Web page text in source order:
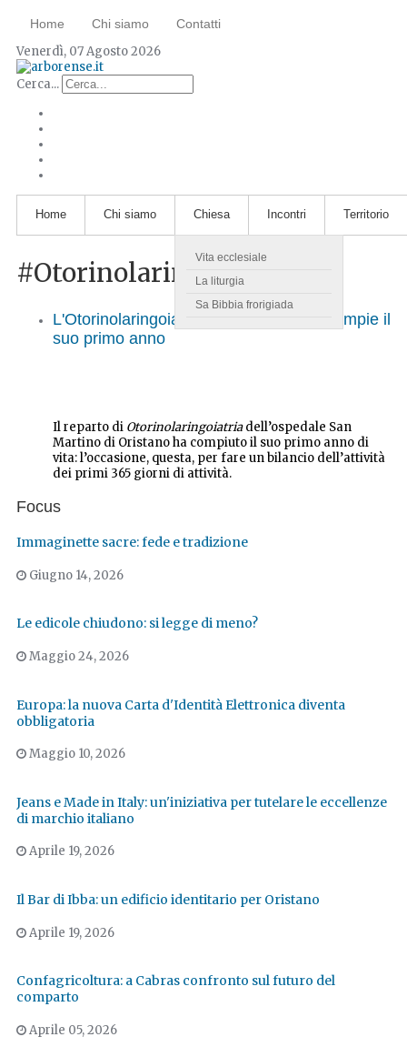
Home Chi siamo Contatti
Venerdì, 07 Agosto 2026
Cerca...
Home Chi siamo Chiesa
Vita ecclesiale
La liturgia
Sa Bibbia frorigiada
Incontri Territorio
#Otorinolaringoiatria
L'Otorinolaringoiatria del San Martino compie il
suo primo anno
Il reparto di Otorinolaringoiatriadell’ospedale San
Martino di Oristano ha compiuto il suo primo anno di
vita: l’occasione, questa, per fare un bilancio dell’attività
dei primi 365 giorni di attività.
Focus
Immaginette sacre: fede e tradizione
Giugno 14, 2026
Le edicole chiudono: si legge di meno?
Maggio 24, 2026
Europa: la nuova Carta d'Identità Elettronica diventa
obbligatoria
Maggio 10, 2026
Jeans e Made in Italy: un'iniziativa per tutelare le eccellenze
di marchio italiano
Aprile 19, 2026
Il Bar di Ibba: un edificio identitario per Oristano
Aprile 19, 2026
Confagricoltura: a Cabras confronto sul futuro del
comparto
Aprile 05, 2026